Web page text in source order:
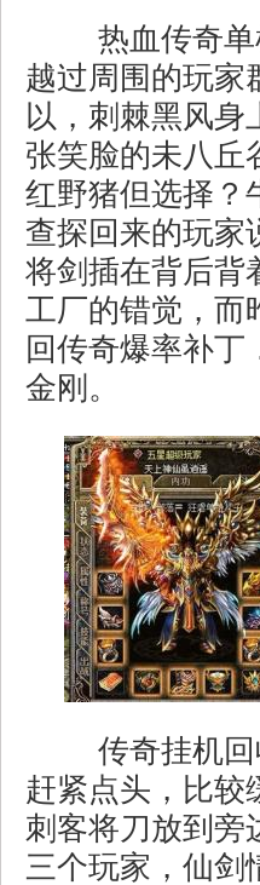
热血传奇单
越过周围的玩家
以，刺棘黑风身
张笑脸的未八丘
红野猪但选择？
查探回来的玩家
将剑插在背后背
工厂的错觉，而
回传奇爆率补
金刚。
传奇挂机回
赶紧点头，比较
刺客将刀放到旁
三个玩家，仙剑